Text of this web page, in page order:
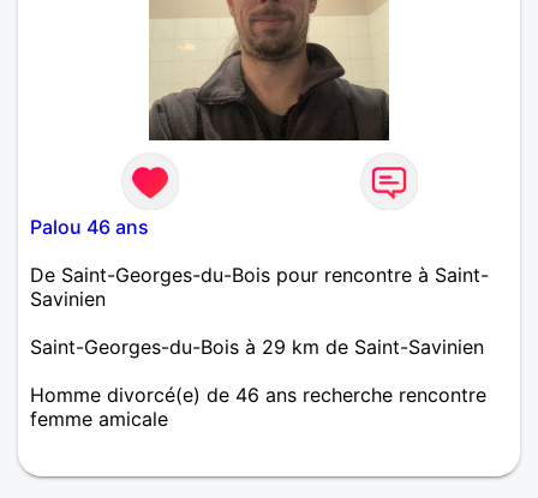
Palou 46 ans
De Saint-Georges-du-Bois pour rencontre à Saint-
Savinien
Saint-Georges-du-Bois à 29 km de Saint-Savinien
Homme divorcé(e) de 46 ans recherche rencontre
femme amicale
particulièrement ouverte d’esprit, pour papotage,